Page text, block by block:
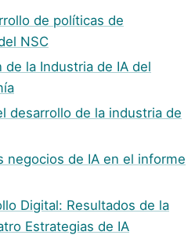
de políticas de
NSC
la Industria de IA del
desarrollo de la industria de
negocios de IA en el informe
Digital: Resultados de la
Estrategias de IA